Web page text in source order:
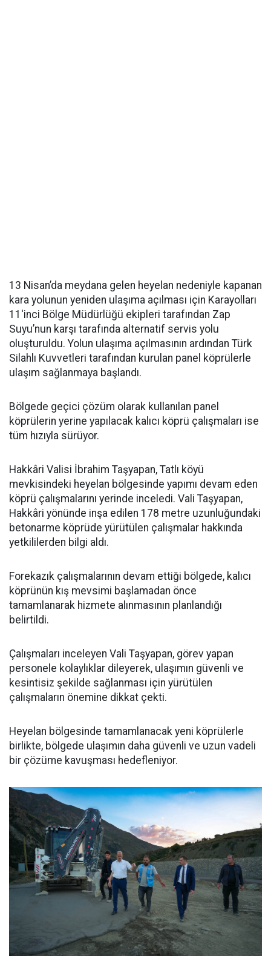
13 Nisan’da meydana gelen heyelan nedeniyle kapanan
kara yolunun yeniden ulaşıma açılması için Karayolları
11'inci Bölge Müdürlüğü ekipleri tarafından Zap
Suyu’nun karşı tarafında alternatif servis yolu
oluşturuldu. Yolun ulaşıma açılmasının ardından Türk
Silahlı Kuvvetleri tarafından kurulan panel köprülerle
ulaşım sağlanmaya başlandı.
Bölgede geçici çözüm olarak kullanılan panel
köprülerin yerine yapılacak kalıcı köprü çalışmaları ise
tüm hızıyla sürüyor.
Hakkâri Valisi İbrahim Taşyapan, Tatlı köyü
mevkisindeki heyelan bölgesinde yapımı devam eden
köprü çalışmalarını yerinde inceledi. Vali Taşyapan,
Hakkâri yönünde inşa edilen 178 metre uzunluğundaki
betonarme köprüde yürütülen çalışmalar hakkında
yetkililerden bilgi aldı.
Forekazık çalışmalarının devam ettiği bölgede, kalıcı
köprünün kış mevsimi başlamadan önce
tamamlanarak hizmete alınmasının planlandığı
belirtildi.
Çalışmaları inceleyen Vali Taşyapan, görev yapan
personele kolaylıklar dileyerek, ulaşımın güvenli ve
kesintisiz şekilde sağlanması için yürütülen
çalışmaların önemine dikkat çekti.
Heyelan bölgesinde tamamlanacak yeni köprülerle
birlikte, bölgede ulaşımın daha güvenli ve uzun vadeli
bir çözüme kavuşması hedefleniyor.